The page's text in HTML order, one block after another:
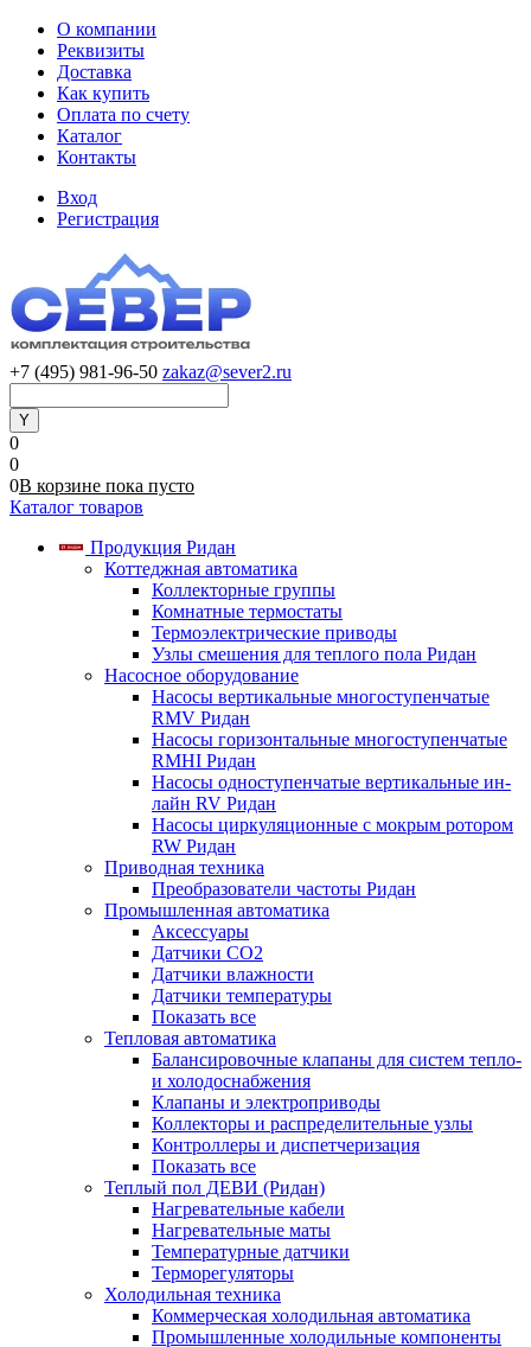
О компании
Реквизиты
Доставка
Как купить
Оплата по счету
Каталог
Контакты
Вход
Регистрация
+7 (495) 981-96-50 zakaz@sever2.ru
0
0
0В корзине пока пусто
Каталог товаров
Продукция Ридан
Коттеджная автоматика
Коллекторные группы
Комнатные термостаты
Термоэлектрические приводы
Узлы смешения для теплого пола Ридан
Насосное оборудование
Насосы вертикальные многоступенчатые
RMV Ридан
Насосы горизонтальные многоступенчатые
RMHI Ридан
Насосы одноступенчатые вертикальные ин-
лайн RV Ридан
Насосы циркуляционные с мокрым ротором
RW Ридан
Приводная техника
Преобразователи частоты Ридан
Промышленная автоматика
Аксессуары
Датчики CO2
Датчики влажности
Датчики температуры
Показать все
Тепловая автоматика
Балансировочные клапаны для систем тепло-
и холодоснабжения
Клапаны и электроприводы
Коллекторы и распределительные узлы
Контроллеры и диспетчеризация
Показать все
Теплый пол ДЕВИ (Ридан)
Нагревательные кабели
Нагревательные маты
Температурные датчики
Терморегуляторы
Холодильная техника
Коммерческая холодильная автоматика
Промышленные холодильные компоненты